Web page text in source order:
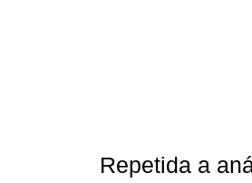
Repetida a